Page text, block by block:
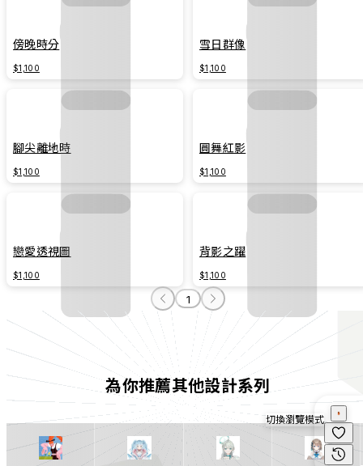
傍晚時分
$1,100
雪日群像
$1,100
腳尖離地時
$1,100
圓舞紅影
$1,100
戀愛透視圖
$1,100
背影之躍
$1,100
1
為你推薦其他設計系列
切換瀏覽模式